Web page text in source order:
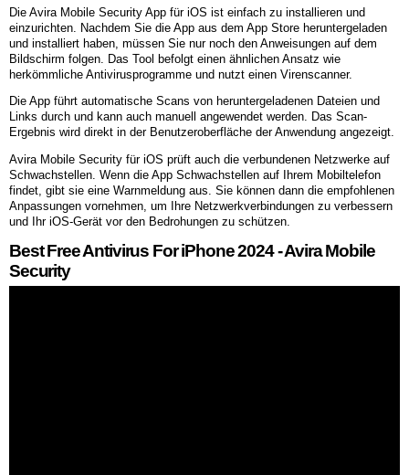
Die Avira Mobile Security App für iOS ist einfach zu installieren und
einzurichten. Nachdem Sie die App aus dem App Store heruntergeladen
und installiert haben, müssen Sie nur noch den Anweisungen auf dem
Bildschirm folgen. Das Tool befolgt einen ähnlichen Ansatz wie
herkömmliche Antivirusprogramme und nutzt einen Virenscanner.
Die App führt automatische Scans von heruntergeladenen Dateien und
Links durch und kann auch manuell angewendet werden. Das Scan-
Ergebnis wird direkt in der Benutzeroberfläche der Anwendung angezeigt.
Avira Mobile Security für iOS prüft auch die verbundenen Netzwerke auf
Schwachstellen. Wenn die App Schwachstellen auf Ihrem Mobiltelefon
findet, gibt sie eine Warnmeldung aus. Sie können dann die empfohlenen
Anpassungen vornehmen, um Ihre Netzwerkverbindungen zu verbessern
und Ihr iOS-Gerät vor den Bedrohungen zu schützen.
Best Free Antivirus For iPhone 2024 - Avira Mobile
Security